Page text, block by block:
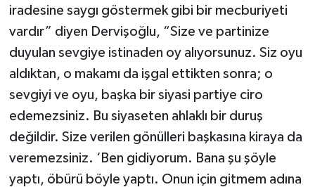
iradesine saygı göstermek gibi bir mecburiyeti
vardır” diyen Dervişoğlu, “Size ve partinize
duyulan sevgiye istinaden oy alıyorsunuz. Siz oyu
aldıktan, o makamı da işgal ettikten sonra; o
sevgiyi ve oyu, başka bir siyasi partiye ciro
edemezsiniz. Bu siyaseten ahlaklı bir duruş
değildir. Size verilen gönülleri başkasına kiraya da
veremezsiniz. ‘Ben gidiyorum. Bana şu şöyle
yaptı, öbürü böyle yaptı. Onun için gitmem adına